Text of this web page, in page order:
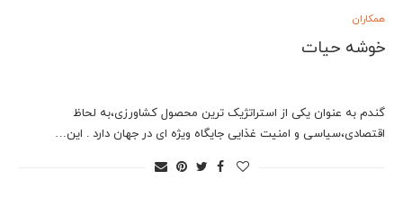
همکاران
خوشه حیات
گندم به عنوان یکی از استراتژیک ترین محصول کشاورزی،به لحاظ
اقتصادی،سیاسی و امنیت غذایی جایگاه ویژه ای در جهان دارد . این…